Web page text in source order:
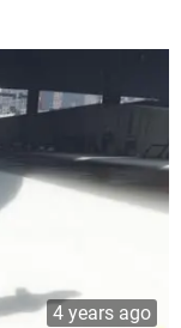
4 years ago